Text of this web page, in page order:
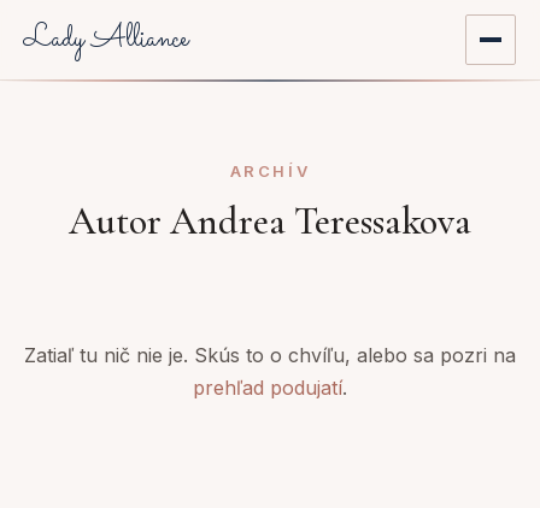
Lady Alliance
Aktuality
Mentoring
ARCHÍV
Autor Andrea Teressakova
Zatiaľ tu nič nie je. Skús to o chvíľu, alebo sa pozri na
prehľad podujatí.